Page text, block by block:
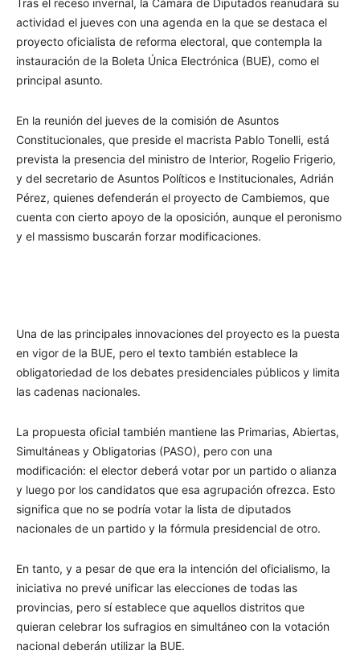
actividad el jueves con una agenda en la que se destaca el
proyecto oficialista de reforma electoral, que contempla la
instauración de la Boleta Única Electrónica (BUE), como el
principal asunto.
En la reunión del jueves de la comisión de Asuntos
Constitucionales, que preside el macrista Pablo Tonelli, está
prevista la presencia del ministro de Interior, Rogelio Frigerio,
y del secretario de Asuntos Políticos e Institucionales, Adrián
Pérez, quienes defenderán el proyecto de Cambiemos, que
cuenta con cierto apoyo de la oposición, aunque el peronismo
y el massismo buscarán forzar modificaciones.
Una de las principales innovaciones del proyecto es la puesta
en vigor de la BUE, pero el texto también establece la
obligatoriedad de los debates presidenciales públicos y limita
las cadenas nacionales.
La propuesta oficial también mantiene las Primarias, Abiertas,
Simultáneas y Obligatorias (PASO), pero con una
modificación: el elector deberá votar por un partido o alianza
y luego por los candidatos que esa agrupación ofrezca. Esto
significa que no se podría votar la lista de diputados
nacionales de un partido y la fórmula presidencial de otro.
En tanto, y a pesar de que era la intención del oficialismo, la
iniciativa no prevé unificar las elecciones de todas las
provincias, pero sí establece que aquellos distritos que
quieran celebrar los sufragios en simultáneo con la votación
nacional deberán utilizar la BUE.